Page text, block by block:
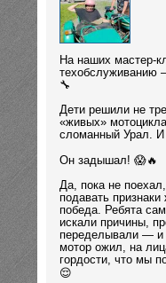
На наших мастер-
техобслуживанию
🔧
Дети решили не
«живых»
сломанный Урал. И
Он задышал! 😱🔥
Да, пока не
подавать
победа. Ребята
искали причины,
переделывали — и
мотор ожил, на
гордости, что мы
😌